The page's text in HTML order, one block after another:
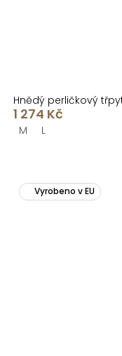
Hnědý perličkový
1 274 Kč
M L
Vyrobeno v EU